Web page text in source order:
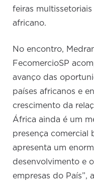
feiras
africano.
No encontro,
FecomercioSP
avanço das
países africanos e
crescimento da
África ainda é um
presença comercial
apresenta um
desenvolvimento e
empresas do País”,